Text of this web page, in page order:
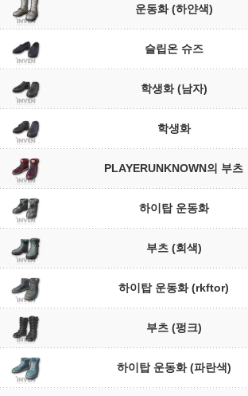
운동화 (하얀색)
슬립온 슈즈
학생화 (남자)
학생화
PLAYERUNKNOWN의 부츠
하이탑 운동화
부츠 (회색)
하이탑 운동화 (rkftor)
부츠 (펑크)
하이탑 운동화 (파란색)